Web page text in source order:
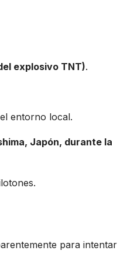
explosivo TNT).
entorno local.
Japón, durante la
para intentar